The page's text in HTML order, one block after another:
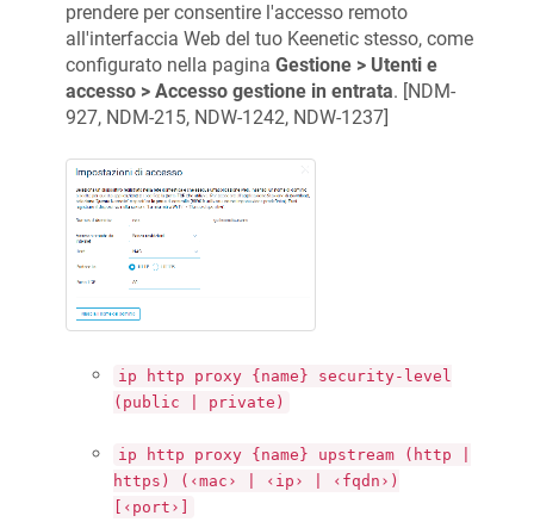
prendere per consentire l'accesso remoto
all'interfaccia Web del tuo Keenetic stesso, come
configurato nella pagina Gestione > Utenti e
accesso > Accesso gestione in entrata. [NDM-
927, NDM-215, NDW-1242, NDW-1237]
ip http proxy {name} security-level
(public | private)
ip http proxy {name} upstream (http |
https) (‹mac› | ‹ip› | ‹fqdn›)
[‹port›]